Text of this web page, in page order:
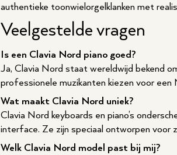
authentieke toonwielorgelklanken met
Veelgestelde vragen
Is een Clavia Nord piano goed?
Ja, Clavia Nord staat wereldwijd bekend
professionele muzikanten kiezen voor
Wat maakt Clavia Nord uniek?
Clavia Nord keyboards en piano’s
interface. Ze zijn speciaal ontworpen voor
Welk Clavia Nord model past bij mij?